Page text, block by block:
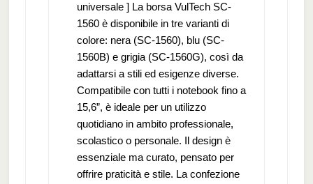
universale ] La borsa VulTech SC-
1560 è disponibile in tre varianti di
colore: nera (SC-1560), blu (SC-
1560B) e grigia (SC-1560G), così da
adattarsi a stili ed esigenze diverse.
Compatibile con tutti i notebook fino a
15,6”, è ideale per un utilizzo
quotidiano in ambito professionale,
scolastico o personale. Il design è
essenziale ma curato, pensato per
offrire praticità e stile. La confezione